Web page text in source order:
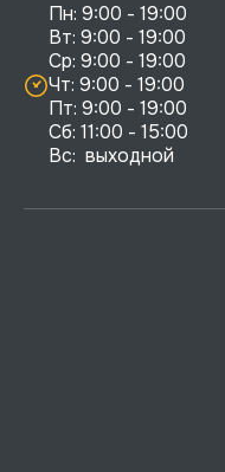
Пн: 9:00 - 19:00
Вт: 9:00 - 19:00
Ср: 9:00 - 19:00
Чт: 9:00 - 19:00
Пт: 9:00 - 19:00
Сб: 11:00 - 15:00
Вс:  выходной